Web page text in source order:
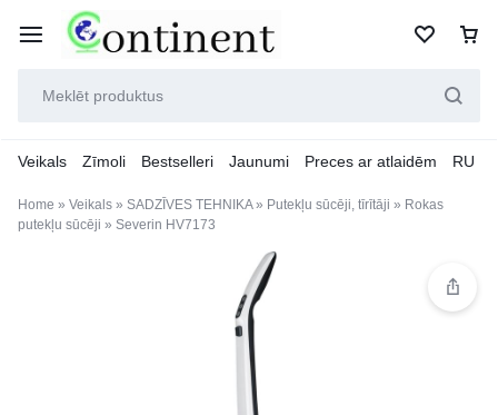
Veikals Zīmoli Bestselleri Jaunumi Preces ar atlaidēm RU
Home » Veikals » SADZĪVES TEHNIKA» Putekļu sūcēji, tīrītāji » Rokas
putekļu sūcēji » Severin HV7173